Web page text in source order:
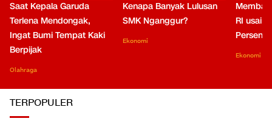
Saat Kepala Garuda
Terlena Mendongak,
Ingat Bumi Tempat Kaki
Berpijak
Olahraga
Kenapa Banyak Lulusan
SMK Nganggur?
Ekonomi
RI usai
Persen
Ekonomi
TERPOPULER